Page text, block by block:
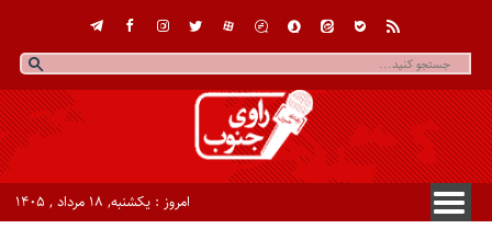
امروز : یکشنبه, ۱۸ مرداد , ۱۴۰۵